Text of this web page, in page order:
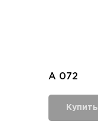
A 072
Купить